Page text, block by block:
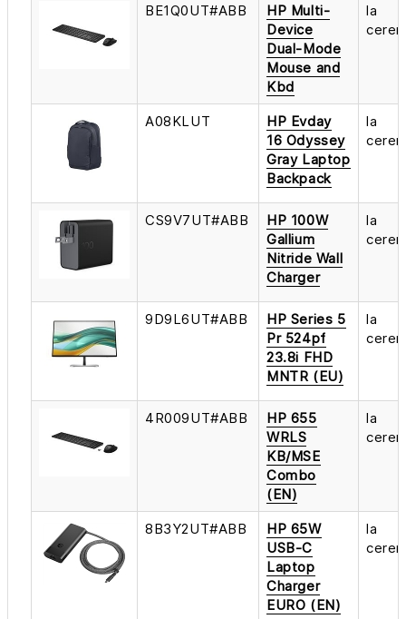
BE1Q0UT#ABB
HP Multi-
Device
Dual-Mode
Mouse and
Kbd
la
A08KLUT
HP Evday
16 Odyssey
Gray Laptop
Backpack
la
CS9V7UT#ABB
HP 100W
Gallium
Nitride Wall
Charger
la
9D9L6UT#ABB
HP Series 5
Pr 524pf
23.8i FHD
MNTR (EU)
la
4R009UT#ABB
HP 655
WRLS
KB/MSE
Combo
(EN)
la
8B3Y2UT#ABB
HP 65W
USB-C
Laptop
Charger
EURO (EN)
la